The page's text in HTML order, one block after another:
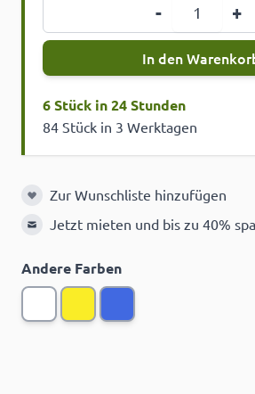
- +
In den
6 Stück in 24 Stunden
84 Stück in 3 Werktagen
Zur Wunschliste hinzufügen
Zur Wunschliste hinzufügen
Jetzt mieten und bis zu 40%
Andere Farben